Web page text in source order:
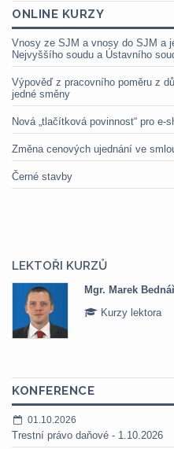
ONLINE KURZY
Vnosy ze SJM a vnosy do SJM a
Nejvyššího soudu a Ústavního
Výpověď z pracovního poměru z
jedné směny
Nová „tlačítková povinnost“ pro e-
Změna cenových ujednání ve
Černé stavby
LEKTOŘI KURZŮ
Mgr. Veronika
Kurzy
KONFERENCE
01.10.2026
Trestní právo daňové - 1.10.2026